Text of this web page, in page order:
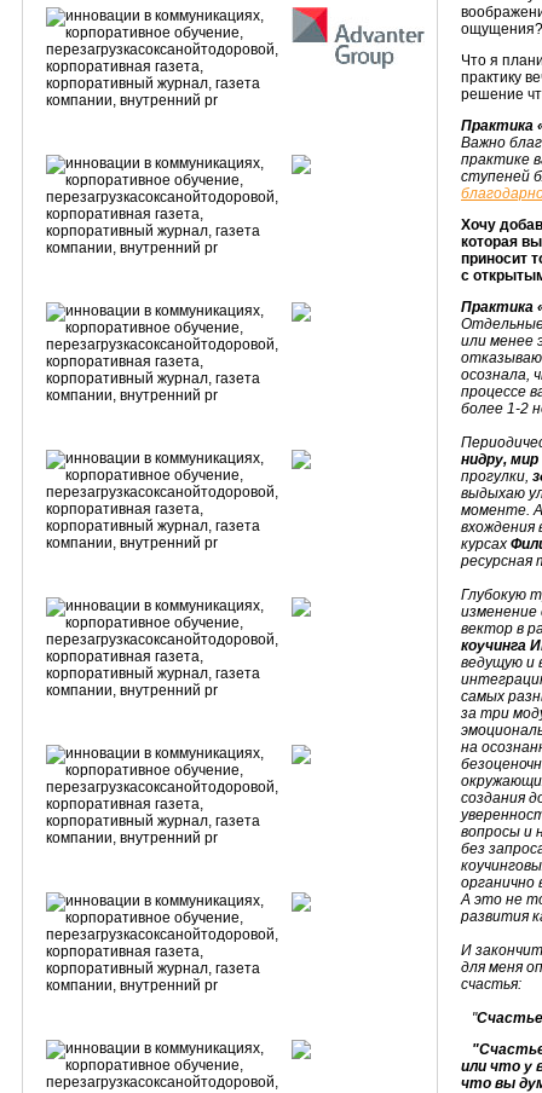
Что я
практику
решение
Практика
Важно
практике
ступеней
Хочу
которая
приносит
с
Практика
или менее
осознала,
процессе
более 1-2
нидру,
прогулки,
выдыхаю
моменте.
вхождения
курсах
ресурсная
Глубокую
вектор в
коучинга
ведущую и
самых
за три
на
создания
вопросы и
без
органично
А это не
развития
И
для меня
счастья:
"
или что у
что вы